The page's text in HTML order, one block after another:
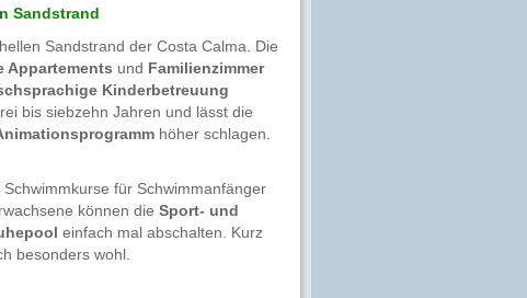
Sandstrand
Sandstrand der Costa Calma. Die
Appartements und Familienzimmer
Kinderbetreuung
bis siebzehn Jahren und lässt die
höher schlagen.
für Schwimmanfänger
können die Sport- und
einfach mal abschalten. Kurz
besonders wohl.